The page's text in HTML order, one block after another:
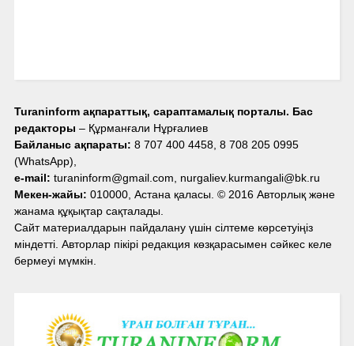
Turaninform ақпараттық, сараптамалық порталы. Бас
редакторы – Құрманғали Нұрғалиев
Байланыс ақпараты: 8 707 400 4458, 8 708 205 0995
(WhatsApp),
e-mail: turaninform@gmail.com, nurgaliev.kurmangali@bk.ru
Мекен-жайы: 010000, Астана қаласы. © 2016 Авторлық және
жанама құқықтар сақталады.
Сайт материалдарын пайдалану үшін сілтеме көрсетуіңіз
міндетті. Авторлар пікірі редакция көзқарасымен сәйкес келе
бермеуі мүмкін.